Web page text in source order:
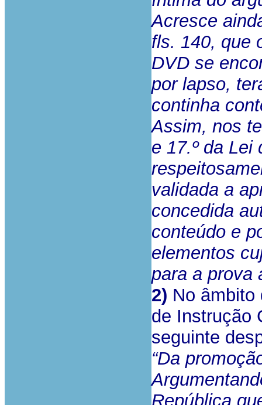
Acresce
fls. 140, que
DVD se
por lapso,
continha
Assim, nos
e 17.º da Lei
validada a
concedida
conteúdo e
elementos
para a prova
2) No âmbito
de Instrução
seguinte
“Da
República